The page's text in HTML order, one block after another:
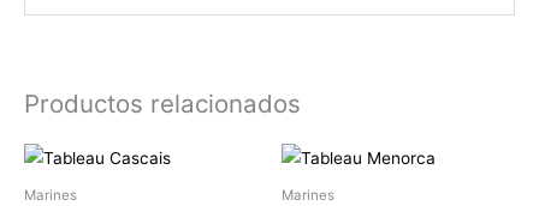
Productos relacionados
Marines Marines